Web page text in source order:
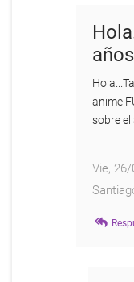
por
Milena
anime
sobre
Vie,